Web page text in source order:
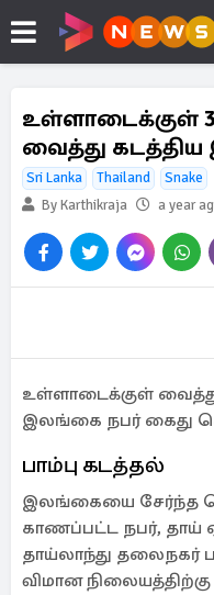
உள்ளாடைக்குள்
வைத்து
Sri Lanka Thailand
Snake
By Karthikraja
a year
உள்ளாடைக்குள்
இலங்கை நபர் கைது
பாம்பு கடத்தல்
இலங்கையை
காணப்பட்ட நபர், தாய்
தாய்லாந்து தலைநகர்
விமான